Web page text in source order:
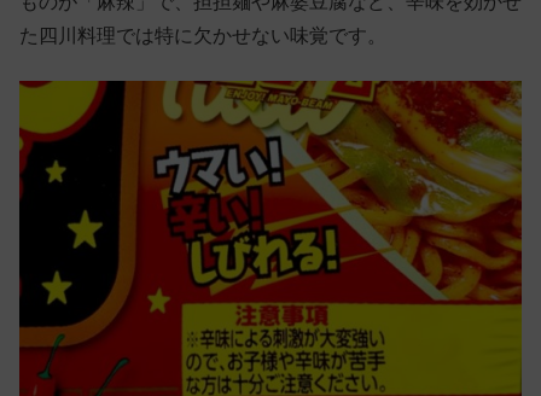
た四川料理では特に欠かせない味覚です。